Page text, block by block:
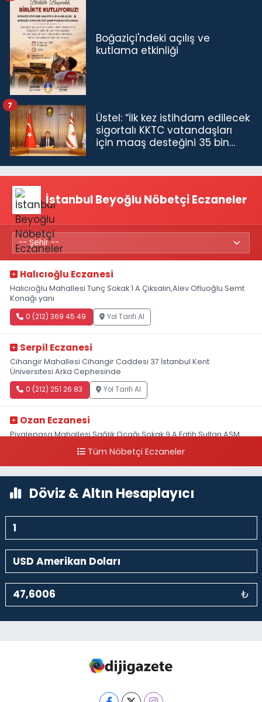
Boğaziçi'ndeki açılış ve
kutlama etkinliği
Üstel: “İlk kez istihdam edilecek
sigortalı KKTC vatandaşları
için maaş desteğini 35 bin
7
İstanbul Beyoğlu Nöbetçi Eczaneler
Halıcıoğlu Eczanesi
Halıcıoğlu Mahallesi Tunç Sokak 1 A Çıksalın,Alev Ofluoğlu Semt
Konağı yanı
0 (212) 369 45 49 Yol Tarifi Al
Serpil Eczanesi
Cihangir Mahallesi Cihangir Caddesi 37 İstanbul Kent
Üniversitesi Arka Cephesinde
0 (212) 251 26 83 Yol Tarifi Al
Ozan Eczanesi
Piyalepaşa Mahallesi Sağlık Ocağı Sokak 9 A Fatih Sultan ASM
Tüm Nöbetçi Eczaneler
Döviz & Altın Hesaplayıcı
₺